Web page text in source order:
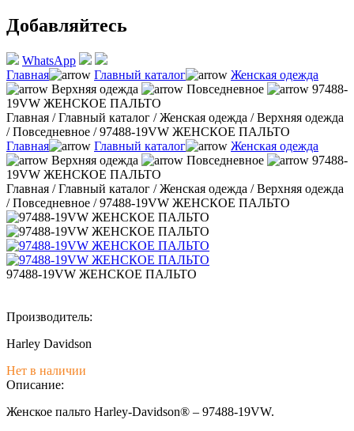
Добавляйтесь
WhatsApp
Главная
Главный каталог
Женская одежда
Верхняя одежда
Повседневное
97488-
19VW ЖЕНСКОЕ ПАЛЬТО
Главная /Главный каталог /Женская одежда /Верхняя одежда
/Повседневное /97488-19VW ЖЕНСКОЕ ПАЛЬТО
Главная
Главный каталог
Женская одежда
Верхняя одежда
Повседневное
97488-
19VW ЖЕНСКОЕ ПАЛЬТО
Главная /Главный каталог /Женская одежда /Верхняя одежда
/Повседневное /97488-19VW ЖЕНСКОЕ ПАЛЬТО
97488-19VW ЖЕНСКОЕ ПАЛЬТО
Производитель:
Harley Davidson
Нет в наличии
Описание:
Женское пальто Harley-Davidson® – 97488-19VW.